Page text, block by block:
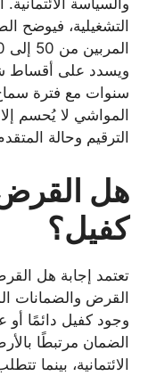
والسياسة
التشغيلية، فيوضح
ويسدد على أقساط
سنوات مع فترة
المواشي لا يُحسم
الترقيم وحالة
هل القرض
كفيل؟
تعتمد إجابة هل
القرض والضمانات
وجود كفيل دائمًا
الضمان مرتبطًا
الائتمانية، بينما